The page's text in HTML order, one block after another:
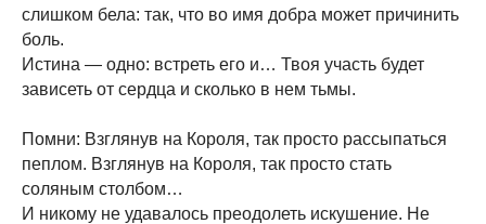
слишком бела: так, что во имя добра может причинить
боль.
Истина — одно: встреть его и… Твоя участь будет
зависеть от сердца и сколько в нем тьмы.
Помни: Взглянув на Короля, так просто рассыпаться
пеплом. Взглянув на Короля, так просто стать
соляным столбом…
И никому не удавалось преодолеть искушение. Не